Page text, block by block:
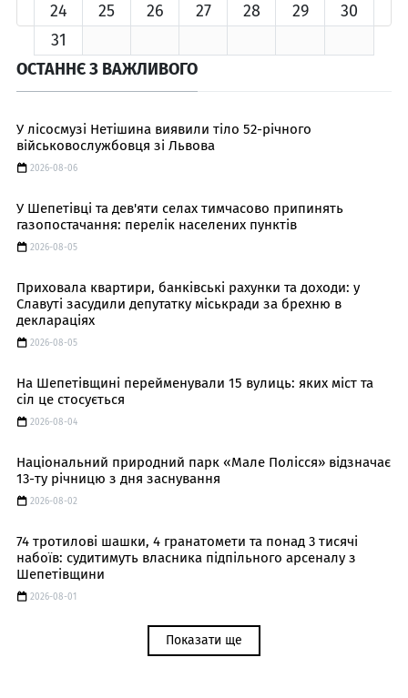
24
25 26 27 28 29
30
31
ОСТАННЄ З ВАЖЛИВОГО
У лісосмузі Нетішина виявили тіло 52-річного
військовослужбовця зі Львова
2026-08-06
У Шепетівці та дев'яти селах тимчасово припинять
газопостачання: перелік населених пунктів
2026-08-05
Приховала квартири, банківські рахунки та доходи: у
Славуті засудили депутатку міськради за брехню в
деклараціях
2026-08-05
На Шепетівщині перейменували 15 вулиць: яких міст та
сіл це стосується
2026-08-04
Національний природний парк «Мале Полісся» відзначає
13-ту річницю з дня заснування
2026-08-02
74 тротилові шашки, 4 гранатомети та понад 3 тисячі
набоїв: судитимуть власника підпільного арсеналу з
Шепетівщини
2026-08-01
Показати ще